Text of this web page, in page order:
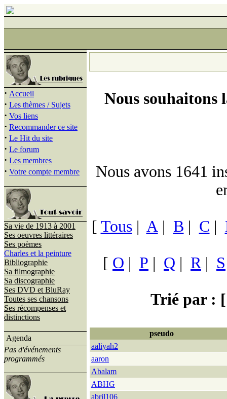
· Accueil
· Les thèmes / Sujets
· Vos liens
· Recommander ce site
· Le Hit du site
· Le forum
· Les membres
· Votre compte membre
Sa vie de 1913 à 2001
Ses oeuvres littéraires
Ses poèmes
Charles et la peinture
Bibliographie
Sa filmographie
Sa discographie
Ses DVD et BluRay
Toutes ses chansons
Ses récompenses et
distinctions
Agenda
Pas d'événements
programmés
Nous souhaitons
Nous avons 1641
[ Tous| A| B | C |
[ O | P | Q | R| S
Trié par : [
pseudo
aaliyah2
aaron
Abalam
ABHG
abril106